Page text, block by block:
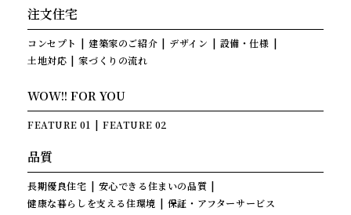
注文住宅
コンセプト 建築家のご紹介 デザイン
設備・仕様
土地対応
家づくりの流れ
WOW!! FOR YOU
FEATURE 01 FEATURE 02
品質
長期優良住宅
安心できる住まいの品質
健康な暮らしを支える住環境
保証・アフターサービス